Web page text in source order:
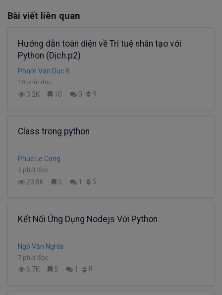
Bài viết liên quan
Hướng dẫn toàn diện về Trí tuệ nhân tạo với
Python (Dịch.p2)
Pham Van Duc B
18 phút đọc
3.2K 10 0 9
Class trong python
Phuc Le Cong
5 phút đọc
23.8K 5 1 5
Kết Nối Ứng Dụng Nodejs Với Python
Ngô Văn Nghĩa
7 phút đọc
6.7K 5 1 8